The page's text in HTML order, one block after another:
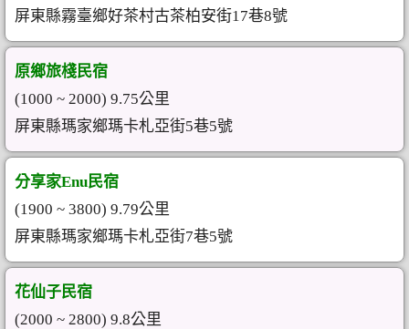
屏東縣霧臺鄉好茶村古茶柏安街17巷8號
原鄉旅棧民宿
(1000 ~ 2000) 9.75公里
屏東縣瑪家鄉瑪卡札亞街5巷5號
分享家Enu民宿
(1900 ~ 3800) 9.79公里
屏東縣瑪家鄉瑪卡札亞街7巷5號
花仙子民宿
(2000 ~ 2800) 9.8公里